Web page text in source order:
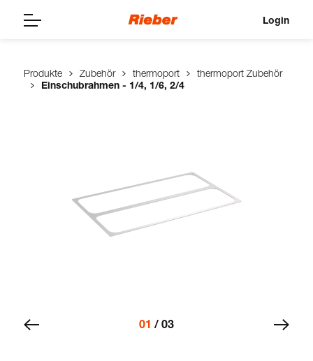
Login
Produkte Zubehör thermoport
thermoport Zubehör
Einschubrahmen - 1/4, 1/6, 2/4
01 / 03